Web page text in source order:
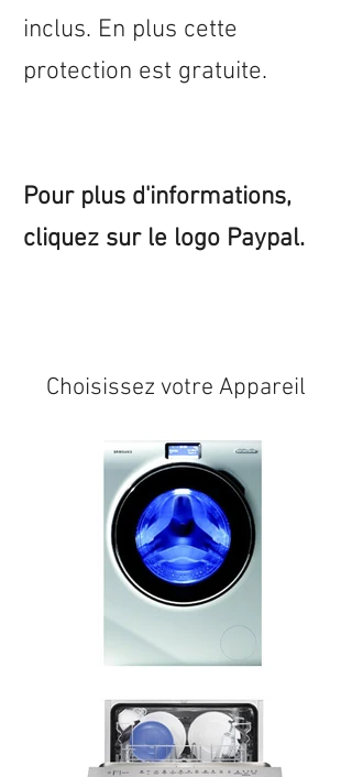
inclus. En plus cette
protection est gratuite.
Pour plus d'informations,
cliquez sur le logo Paypal.
Choisissez votre Appareil